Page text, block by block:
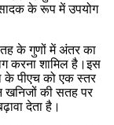
के रूप में उपयोग
के गुणों में अंतर का
करना शामिल है।इस
के पीएच को एक स्तर
खनिजों की सतह पर
देता है।